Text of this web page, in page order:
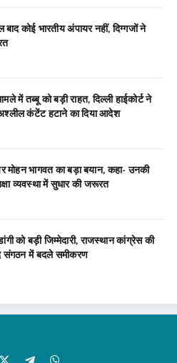
कोई भारतीय अंपायर नहीं, दिग्गजों ने
में तब्बू को बड़ी राहत, दिल्ली हाईकोर्ट ने
कंटेंट हटाने का दिया आदेश
मोहन भागवत का बड़ा बयान, कहा- उनकी
व्यवस्था में सुधार की जरूरत
को बड़ी जिम्मेदारी, राजस्थान कांग्रेस की
संगठन में बदले समीकरण